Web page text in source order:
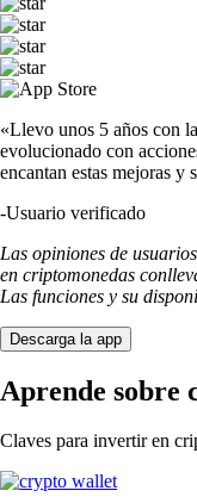
«Llevo unos 5 años con
evolucionado con
encantan estas mejoras
-Usuario verificado
Las opiniones de
en criptomonedas
Las funciones y su
Descarga la app
Aprende sobre
Claves para invertir en